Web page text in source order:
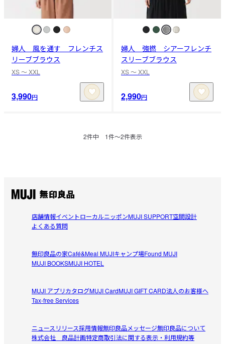
婦人 風を通す フレンチス
リーブブラウス
XS 〜 XXL
3,990円
婦人 強撚 シアーフレンチ
スリーブブラウス
XS 〜 XXL
2,990円
2件中 1件〜2件表示
店舗情報イベントローカルニッポンMUJI SUPPORT空間設計
よくある質問
無印良品の家Café&Meal MUJIキャンプ場Found MUJI
MUJI BOOKSMUJI HOTEL
MUJI アプリカタログMUJI CardMUJI GIFT CARD法人のお客様へ
Tax-free Services
ニュースリリース採用情報無印良品メッセージ無印良品について
株式会社 良品計画特定商取引法に関する表示・利用規約等